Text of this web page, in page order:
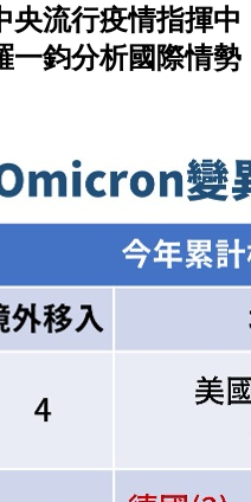
央流行疫情指揮中
一鈞分析國際情勢